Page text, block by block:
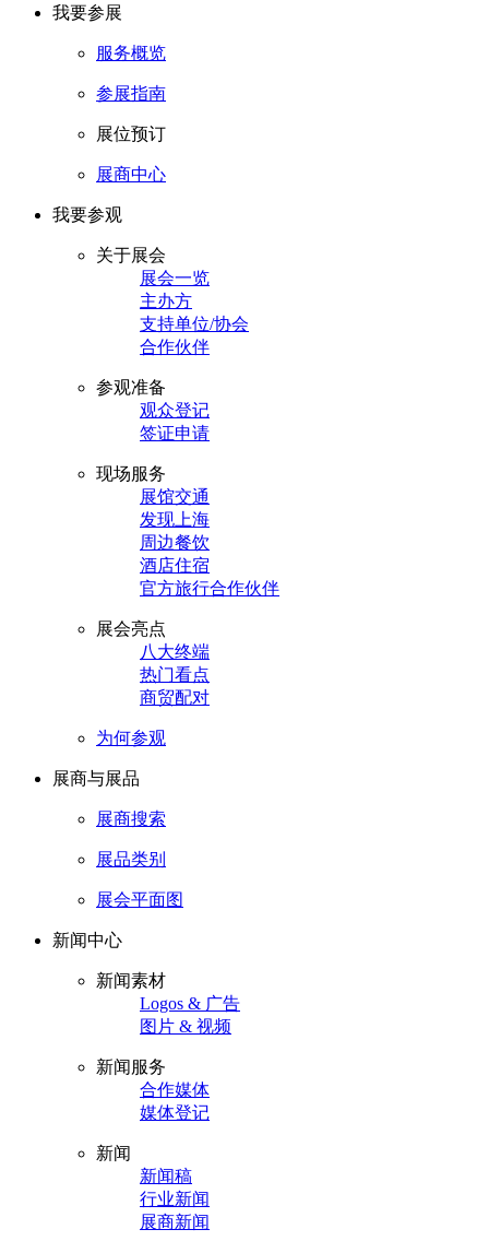
我要参展
服务概览
参展指南
展位预订
展商中心
我要参观
关于展会
展会一览
主办方
支持单位/协会
合作伙伴
参观准备
观众登记
签证申请
现场服务
展馆交通
发现上海
周边餐饮
酒店住宿
官方旅行合作伙伴
展会亮点
八大终端
热门看点
商贸配对
为何参观
展商与展品
展商搜索
展品类别
展会平面图
新闻中心
新闻素材
Logos & 广告
图片 & 视频
新闻服务
合作媒体
媒体登记
新闻
新闻稿
行业新闻
展商新闻